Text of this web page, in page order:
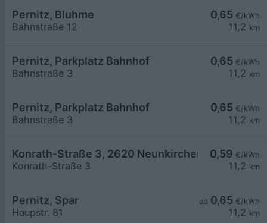
0,65 €/kWh
11,2 km
Pernitz, Bluhme
Bahnstraße 12
0,65 €/kWh
11,2 km
Pernitz, Parkplatz Bahnhof
Bahnstraße 3
0,65 €/kWh
11,2 km
Pernitz, Parkplatz Bahnhof
Bahnstraße 3
0,59 €/kWh
11,2 km
Konrath-Straße 3, 2620 Neunkirchen
Konrath-Straße 3
ab 0,65 €/kWh
11,2 km
Pernitz, Spar
Haupstr. 81